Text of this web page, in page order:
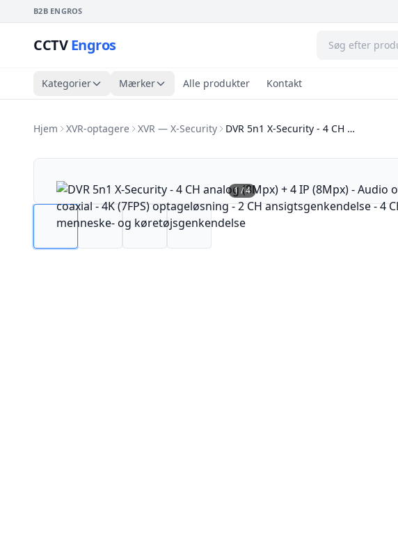
B2B ENGROS
CCTVEngros
Kategorier Mærker Alle produkter Kontakt
Hjem XVR-optagere XVR — X-Security DVR 5n1 X-Security - 4 CH …
1/4